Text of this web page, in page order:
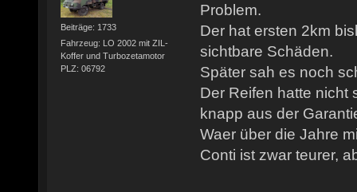
Beiträge: 1733
Fahrzeug: LO 2002 mit ZIL-
Koffer und Turbozetamotor
PLZ: 06792
Problem.
Der hat ersten 2km
sichtbare Schäden.
Später sah es noch
Der Reifen hatte nicht
knapp aus der
Waer über die Jahre
Conti ist zwar teurer,